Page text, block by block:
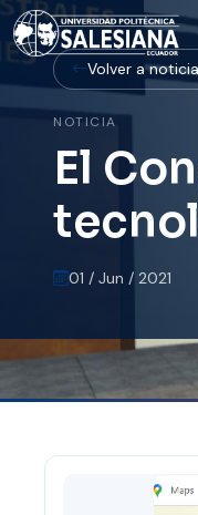
Volver a
NOTICIA
El
01 / Jun / 2021